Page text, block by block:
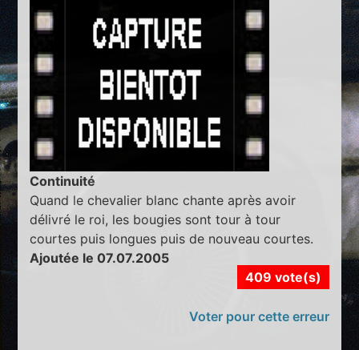
Continuité
Quand le chevalier blanc chante après avoir
délivré le roi, les bougies sont tour à tour
courtes puis longues puis de nouveau courtes.
Ajoutée le 07.07.2005
409 vote(s)
Voter pour cette erreur